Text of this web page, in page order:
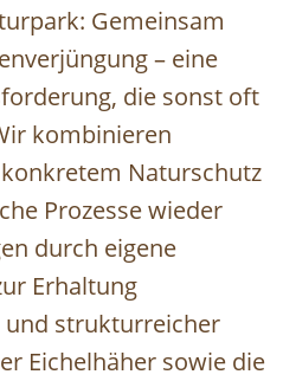
Gemeinsam
– eine
die sonst oft
kombinieren
Naturschutz
Prozesse wieder
durch eigene
Erhaltung
strukturreicher
Eichelhäher sowie die